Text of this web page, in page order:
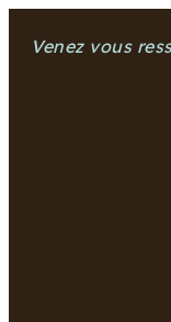
Venez vous